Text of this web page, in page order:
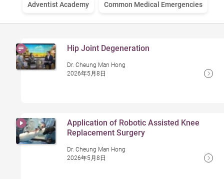
Adventist Academy Common Medical Emergencies
Hip Joint Degeneration
Dr. Cheung Man Hong
2026年5月8日
Application of Robotic Assisted Knee
Replacement Surgery
Dr. Cheung Man Hong
2026年5月8日